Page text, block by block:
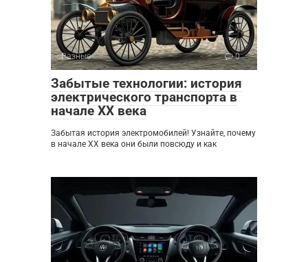
Разные 0
Забытые технологии: история
электрического транспорта в
начале XX века
Забытая история электромобилей! Узнайте, почему
в начале XX века они были повсюду и как